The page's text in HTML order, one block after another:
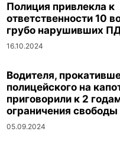
Полиция привлекла к
ответственности 10
грубо нарушивших
16.10.2024
Водителя,
полицейского на
приговорили к 2
ограничения свободы
05.09.2024